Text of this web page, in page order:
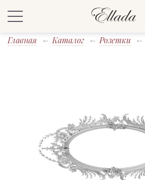
Главная Каталог Розетки